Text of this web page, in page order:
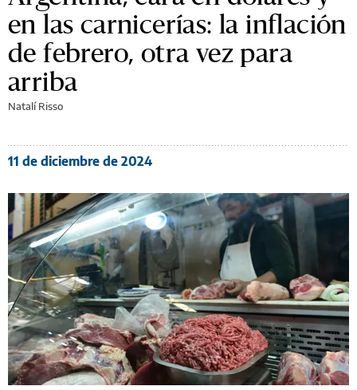
en las carnicerías: la inflación
de febrero, otra vez para
arriba
Natalí Risso
11 de diciembre de 2024